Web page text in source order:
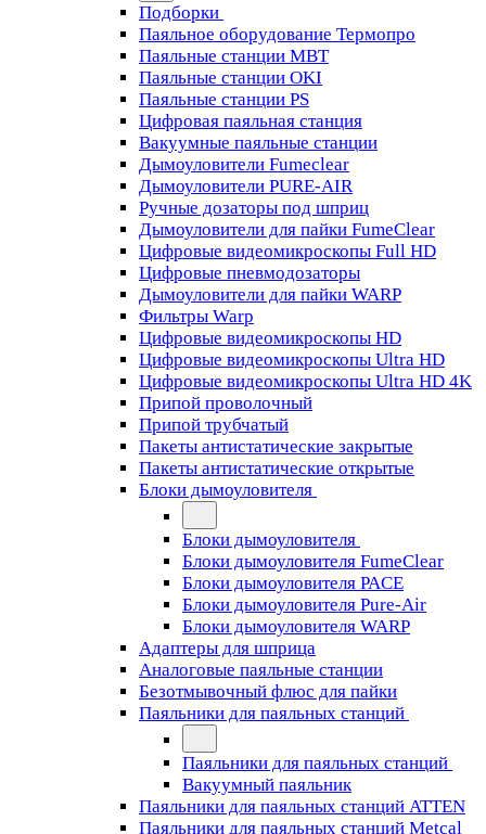
Подборки
Паяльное оборудование Термопро
Паяльные станции MBT
Паяльные станции OKI
Паяльные станции PS
Цифровая паяльная станция
Вакуумные паяльные станции
Дымоуловители Fumeclear
Дымоуловители PURE-AIR
Ручные дозаторы под шприц
Дымоуловители для пайки FumeClear
Цифровые видеомикроскопы Full HD
Цифровые пневмодозаторы
Дымоуловители для пайки WARP
Фильтры Warp
Цифровые видеомикроскопы HD
Цифровые видеомикроскопы Ultra HD
Цифровые видеомикроскопы Ultra HD 4K
Припой проволочный
Припой трубчатый
Пакеты антистатические закрытые
Пакеты антистатические открытые
Блоки дымоуловителя
Блоки дымоуловителя
Блоки дымоуловителя FumeClear
Блоки дымоуловителя PACE
Блоки дымоуловителя Pure-Air
Блоки дымоуловителя WARP
Адаптеры для шприца
Аналоговые паяльные станции
Безотмывочный флюс для пайки
Паяльники для паяльных станций
Паяльники для паяльных станций
Вакуумный паяльник
Паяльники для паяльных станций ATTEN
Паяльники для паяльных станций Metcal